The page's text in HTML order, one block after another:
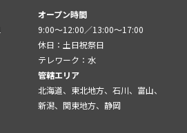
オープン時間
9:00～12:00／13:00～17:00
休日：土日祝祭日
テレワーク：水
管轄エリア
北海道、東北地方、石川、富山、
新潟、関東地方、静岡